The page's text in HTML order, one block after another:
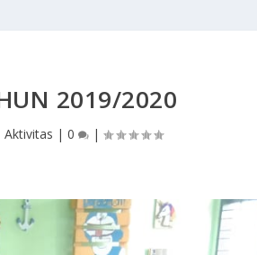
2019/2020
Aktivitas |0 |